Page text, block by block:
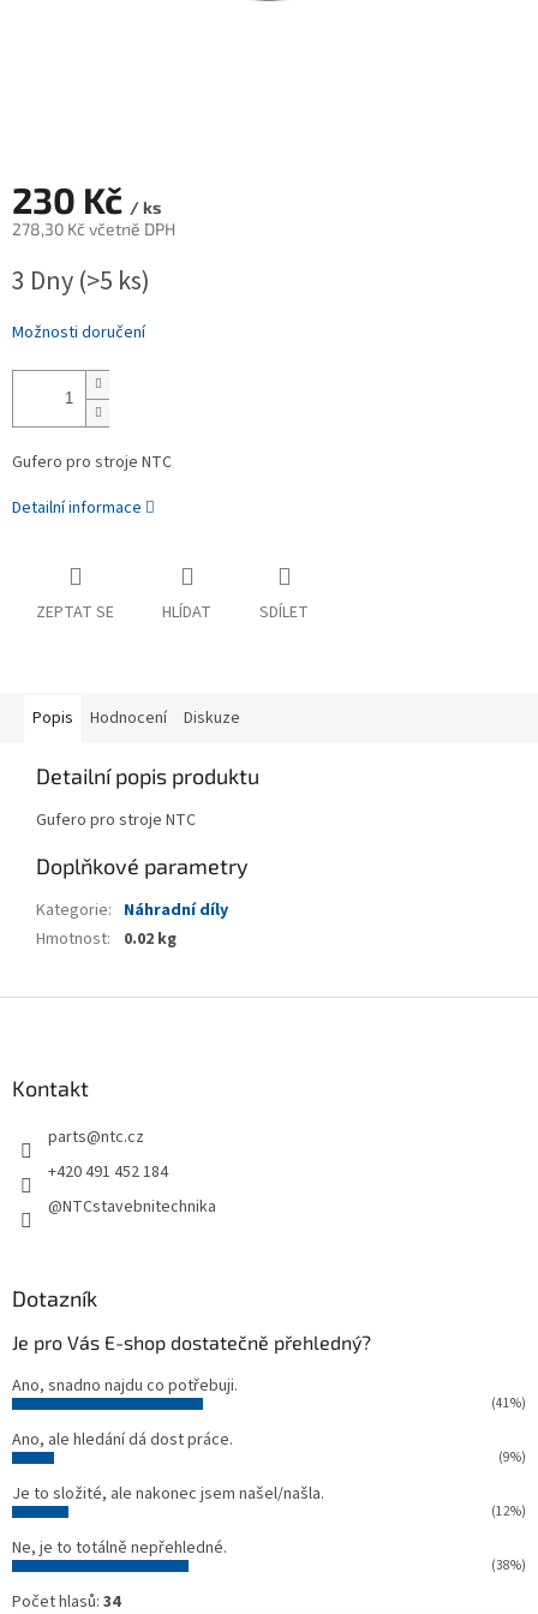
230 Kč / ks
278,30 Kč včetně DPH
cena:
3 Dny(>5 ks)
Možnosti doručení
Gufero pro stroje NTC
Detailní informace
ZEPTAT SE HLÍDAT SDÍLET
Popis Hodnocení Diskuze
Detailní popis produktu
Gufero pro stroje NTC
Doplňkové parametry
Kategorie: Náhradní díly
Hmotnost: 0.02 kg
Kontakt
parts@ntc.cz
+420 491 452 184
@NTCstavebnitechnika
Dotazník
Je pro Vás E-shop dostatečně přehledný?
Ano, snadno najdu co potřebuji.
(41%)
Ano, ale hledání dá dost práce.
(9%)
Je to složité, ale nakonec jsem našel/našla.
(12%)
Ne, je to totálně nepřehledné.
(38%)
Počet hlasů: 34